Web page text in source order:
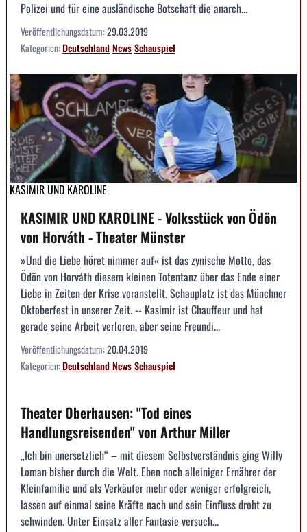
Polizei und für eine ausländische Botschaft die anarch...
Veröffentlichungsdatum:29.03.2019
Kategorien:DeutschlandNewsSchauspiel
KASIMIR UND KAROLINE
KASIMIR UND KAROLINE - Volksstück von Ödön
von Horváth - Theater Münster
»Und die Liebe höret nimmer auf« ist das zynische Motto, das
Ödön von Horváth diesem kleinen Totentanz über das Ende einer
Liebe in Zeiten der Krise voranstellt. Schauplatz ist das Münchner
Oktoberfest in unserer Zeit. -- Kasimir ist Chauffeur und hat
gerade seine Arbeit verloren, aber seine Freundi...
Veröffentlichungsdatum:20.04.2019
Kategorien:DeutschlandNewsSchauspiel
Theater Oberhausen: "Tod eines
Handlungsreisenden" von Arthur Miller
„Ich bin unersetzlich“ – mit diesem Selbstverständnis ging Willy
Loman bisher durch die Welt. Eben noch alleiniger Ernährer der
Kleinfamilie und als Verkäufer mehr oder weniger erfolgreich,
lassen auf einmal seine Kräfte nach und sein Einfluss droht zu
schwinden. Unter Einsatz aller Fantasie versuch...